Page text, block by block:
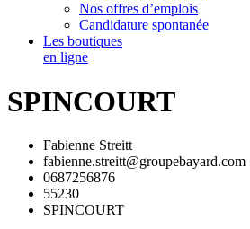
Nos offres d’emplois
Candidature spontanée
Les boutiques
en ligne
SPINCOURT
Fabienne Streitt
fabienne.streitt@groupebayard.com
0687256876
55230
SPINCOURT